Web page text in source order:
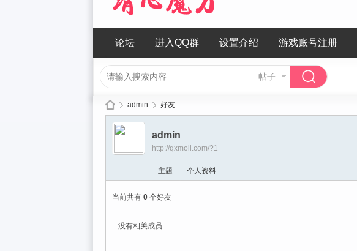
论坛 进入QQ群 设置介绍 游戏账号注册
帖子
›
admin 好友
admin
http://qxmoli.com/?1
主题 个人资料
当前共有 0 个好友
没有相关成员